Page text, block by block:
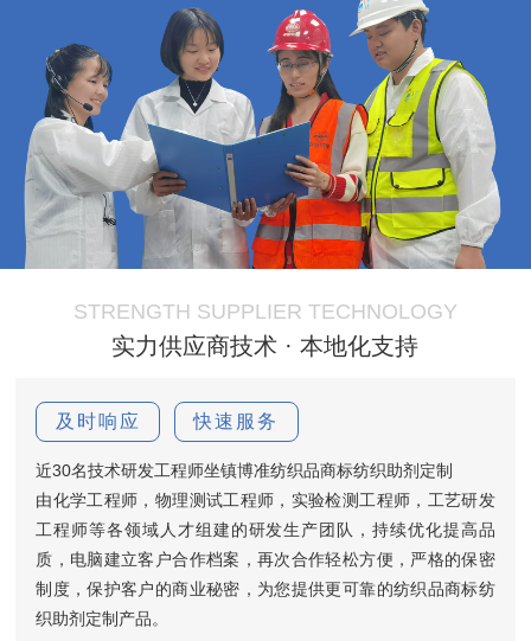
STRENGTH SUPPLIER TECHNOLOGY
实力供应商技术 · 本地化支持
及时响应 快速服务
近30名技术研发工程师坐镇博准纺织品商标纺织助剂定制
由化学工程师，物理测试工程师，实验检测工程师，工艺研发
工程师等各领域人才组建的研发生产团队，持续优化提高品
质，电脑建立客户合作档案，再次合作轻松方便，严格的保密
制度，保护客户的商业秘密，为您提供更可靠的纺织品商标纺
织助剂定制产品。